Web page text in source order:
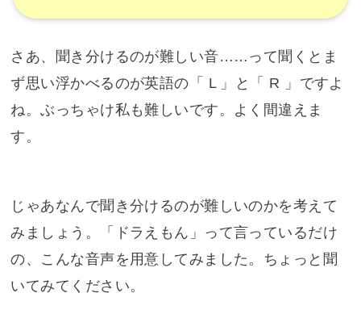
さあ、聞き分けるのが難しい音……って聞くとま
ず思い浮かべるのが英語の「 L 」と「 R 」ですよ
ね。ぶっちゃけ私も難しいです。よく間違えま
す。
じゃあなんで聞き分けるのが難しいのかを考えて
みましょう。「ドラえもん」って言っているだけ
の、こんな音声を用意してみました。ちょっと聞
いてみてください。